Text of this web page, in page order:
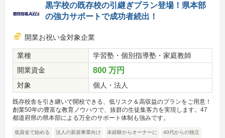
黒字校の既存校の引継ぎプラン登場！県本部
の強力サポートで成功者続出！
開業お祝い金対象企業
業種
学習塾・個別指導塾・家庭教師
開業資金
800 万円
対象 個人・法人
既存校舎を引き継いで開校できる、低リスク＆高収益のプランをご用意！
創業50年の豊富な教育ノウハウで、抜群の生徒集客力を実現します。47
都道府県の県本部による万全のサポート体制も強みです。
低資金で始める 法人の新規事業向け 未経験からオーナーに 40代からの独立